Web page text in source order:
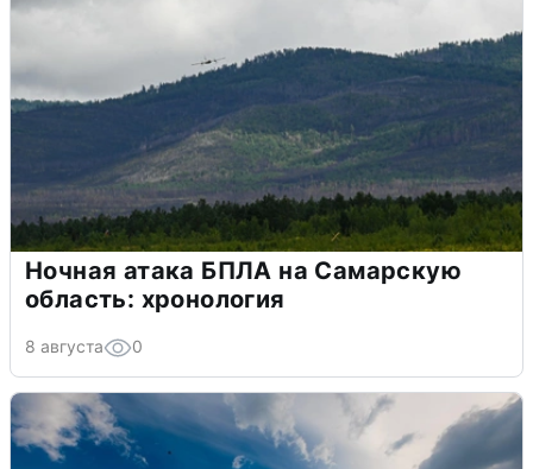
Ночная атака БПЛА на Самарскую
область: хронология
8 августа 0